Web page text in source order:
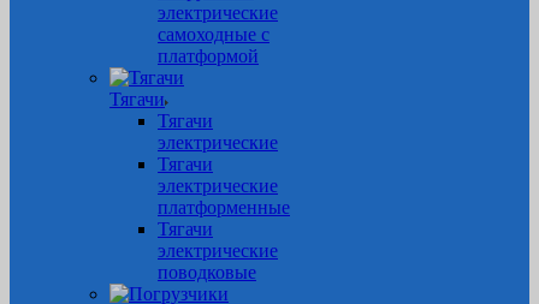
электрические
самоходные с
платформой
Тягачи
Тягачи
электрические
Тягачи
электрические
платформенные
Тягачи
электрические
поводковые